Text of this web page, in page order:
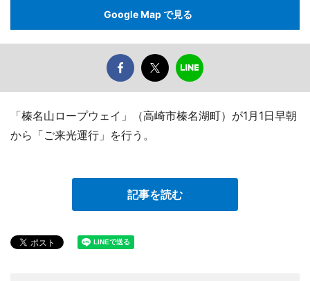
Google Map で見る
「榛名山ロープウェイ」（高崎市榛名湖町）が1月1日早朝
から「ご来光運行」を行う。
記事を読む